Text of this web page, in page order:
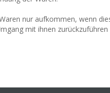
nur aufkommen, wenn
mit ihnen zurückzuführen